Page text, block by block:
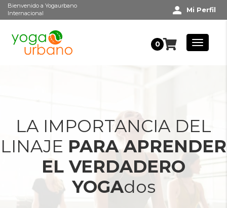
Bienvenido a Yogaurbano
Internacional
Mi Perfil
0
LA IMPORTANCIA DEL
LINAJE PARA APRENDER
EL VERDADERO
YOGAdos